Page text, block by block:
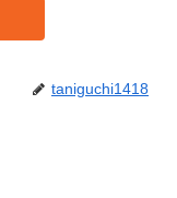
taniguchi1418